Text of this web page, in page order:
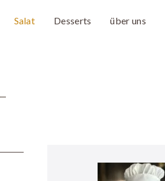
Salat Desserts über uns